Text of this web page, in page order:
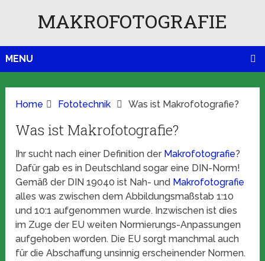
MAKROFOTOGRAFIE
MENU
Home Fototechnik Was ist Makrofotografie?
Was ist Makrofotografie?
Ihr sucht nach einer Definition der Makrofotografie?
Dafür gab es in Deutschland sogar eine DIN-Norm!
Gemäß der DIN 19040 ist Nah- und Makrofotografie
alles was zwischen dem Abbildungsmaßstab 1:10
und 10:1 aufgenommen wurde. Inzwischen ist dies
im Zuge der EU weiten Normierungs-Anpassungen
aufgehoben worden. Die EU sorgt manchmal auch
für die Abschaffung unsinnig erscheinender Normen.